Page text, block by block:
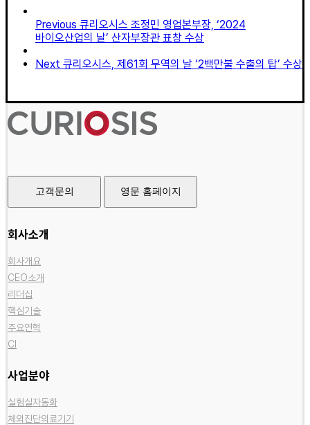
Previous 큐리오시스 조정민 영업본부장, ‘2024
바이오산업의 날’ 산자부장관 표창 수상
Next 큐리오시스, 제61회 무역의 날 ‘2백만불 수출의 탑’ 수상
고객문의 영문 홈페이지
회사소개
회사개요
CEO소개
리더십
핵심기술
주요연혁
CI
사업분야
실험실자동화
체외진단의료기기